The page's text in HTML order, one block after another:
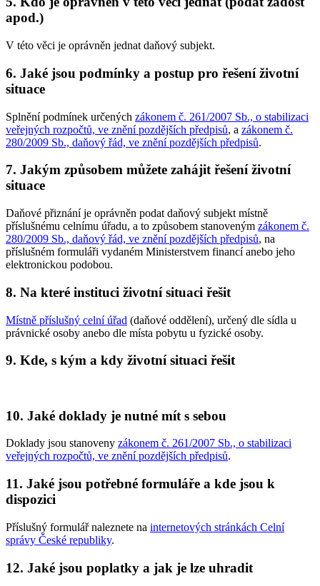
apod.)
V této věci je oprávněn jednat daňový subjekt.
6. Jaké jsou podmínky a postup pro řešení životní
situace
Splnění podmínek určených zákonem č. 261/2007 Sb., o stabilizaci
veřejných rozpočtů, ve znění pozdějších předpisů, a zákonem č.
280/2009 Sb., daňový řád, ve znění pozdějších předpisů.
7. Jakým způsobem můžete zahájit řešení životní
situace
Daňové přiznání je oprávněn podat daňový subjekt místně
příslušnému celnímu úřadu, a to způsobem stanoveným zákonem č.
280/2009 Sb., daňový řád, ve znění pozdějších předpisů, na
příslušném formuláři vydaném Ministerstvem financí anebo jeho
elektronickou podobou.
8. Na které instituci životní situaci řešit
Místně příslušný celní úřad (daňové oddělení), určený dle sídla u
právnické osoby anebo dle místa pobytu u fyzické osoby.
9. Kde, s kým a kdy životní situaci řešit
10. Jaké doklady je nutné mít s sebou
Doklady jsou stanoveny zákonem č. 261/2007 Sb., o stabilizaci
veřejných rozpočtů, ve znění pozdějších předpisů.
11. Jaké jsou potřebné formuláře a kde jsou k
dispozici
Příslušný formulář naleznete na internetových stránkách Celní
správy České republiky.
12. Jaké jsou poplatky a jak je lze uhradit